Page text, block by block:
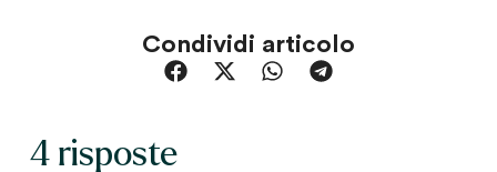
Condividi articolo
4 risposte